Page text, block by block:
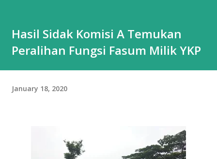
Hasil Sidak Komisi A Temukan
Peralihan Fungsi Fasum Milik YKP
January 18, 2020